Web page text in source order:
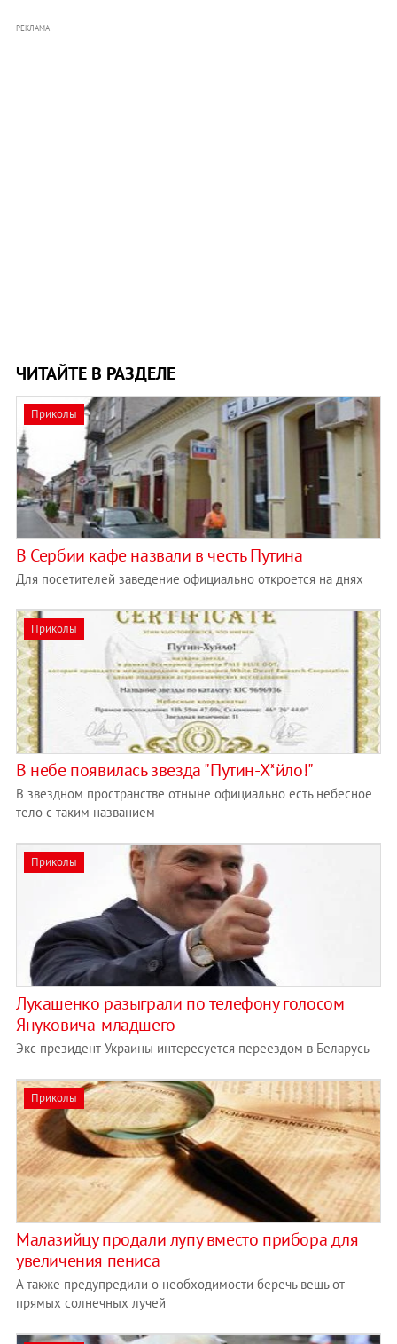
РЕКЛАМА
ЧИТАЙТЕ В РАЗДЕЛЕ
Приколы
В Сербии кафе назвали в честь Путина
Для посетителей заведение официально откроется на днях
Приколы
В небе появилась звезда "Путин-Х*йло!"
В звездном пространстве отныне официально есть небесное
тело с таким названием
Приколы
Лукашенко разыграли по телефону голосом
Януковича-младшего
Экс-президент Украины интересуется переездом в Беларусь
Приколы
Малазийцу продали лупу вместо прибора для
увеличения пениса
А также предупредили о необходимости беречь вещь от
прямых солнечных лучей